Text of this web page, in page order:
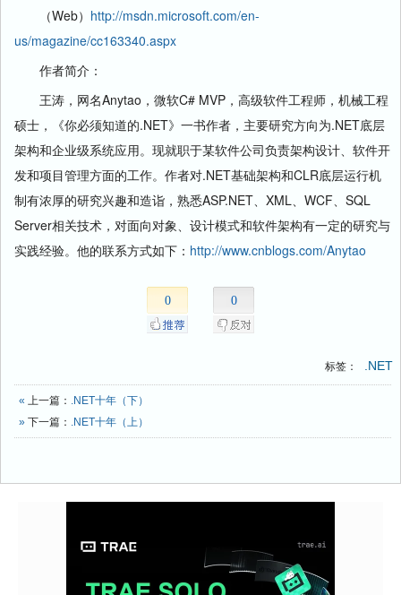
（Web） http://msdn.microsoft.com/en-
us/magazine/cc163340.aspx
作者简介：
王涛，网名Anytao，微软C# MVP，高级软件工程师，机械工程
硕士，《你必须知道的.NET》一书作者，主要研究方向为.NET底层
架构和企业级系统应用。现就职于某软件公司负责架构设计、软件开
发和项目管理方面的工作。作者对.NET基础架构和CLR底层运行机
制有浓厚的研究兴趣和造诣，熟悉ASP.NET、XML、WCF、SQL
Server相关技术，对面向对象、设计模式和软件架构有一定的研究与
实践经验。他的联系方式如下： http://www.cnblogs.com/Anytao
0 0
标签： .NET
« 上一篇： .NET十年（下）
» 下一篇： .NET十年（上）